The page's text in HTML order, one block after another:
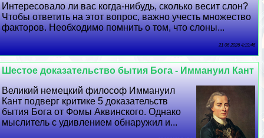
Интересовало ли вас когда-нибудь, сколько весит слон?
Чтобы ответить на этот вопрос, важно учесть множество
факторов. Необходимо помнить о том, что слоны...
21 06 2026 4:19:46
Шестое доказательство бытия Бога - Иммануил Кант
Великий немецкий философ Иммануил
Кант подверг критике 5 доказательств
бытия Бога от Фомы Аквинского. Однако
мыслитель с удивлением обнаружил и...